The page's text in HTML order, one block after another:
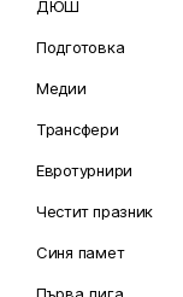
ДЮШ
Подготовка
Медии
Трансфери
Евротурнири
Честит празник
Синя памет
Първа лига